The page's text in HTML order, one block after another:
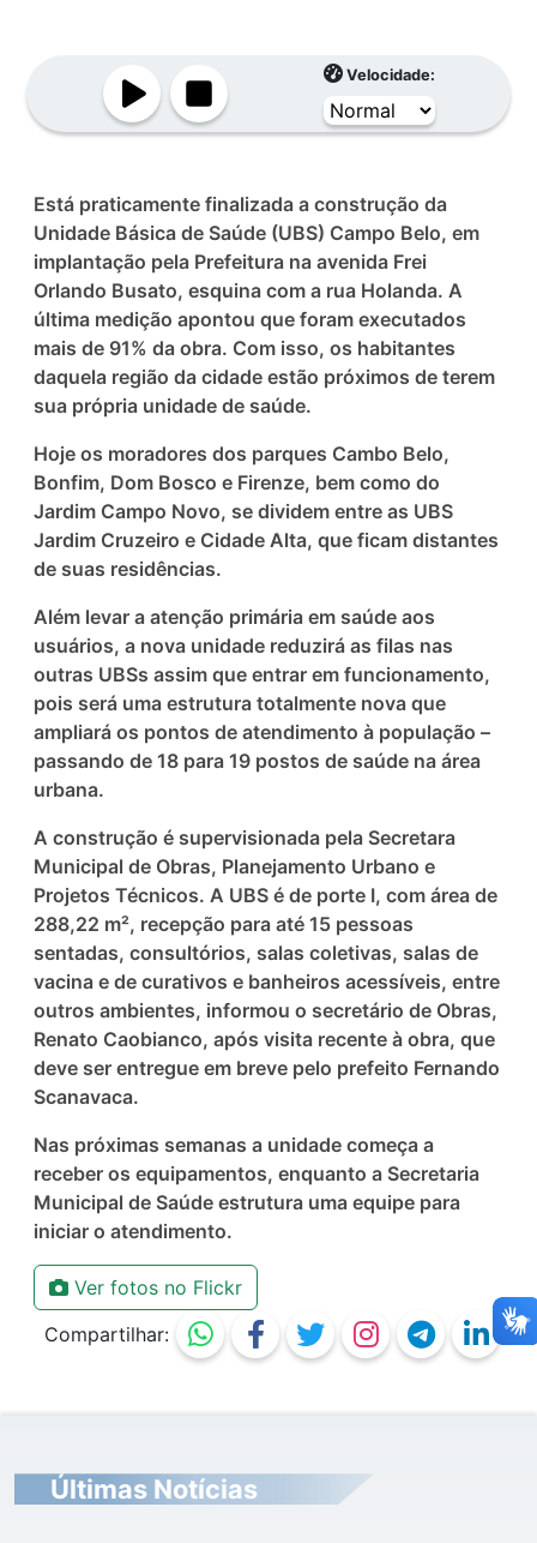
Velocidade:
Está praticamente finalizada a construção da
Unidade Básica de Saúde (UBS) Campo Belo, em
implantação pela Prefeitura na avenida Frei
Orlando Busato, esquina com a rua Holanda. A
última medição apontou que foram executados
mais de 91% da obra. Com isso, os habitantes
daquela região da cidade estão próximos de terem
sua própria unidade de saúde.
Hoje os moradores dos parques Cambo Belo,
Bonfim, Dom Bosco e Firenze, bem como do
Jardim Campo Novo, se dividem entre as UBS
Jardim Cruzeiro e Cidade Alta, que ficam distantes
de suas residências.
Além levar a atenção primária em saúde aos
usuários, a nova unidade reduzirá as filas nas
outras UBSs assim que entrar em funcionamento,
pois será uma estrutura totalmente nova que
ampliará os pontos de atendimento à população –
passando de 18 para 19 postos de saúde na área
urbana.
A construção é supervisionada pela Secretara
Municipal de Obras, Planejamento Urbano e
Projetos Técnicos. A UBS é de porte I, com área de
288,22 m², recepção para até 15 pessoas
sentadas, consultórios, salas coletivas, salas de
vacina e de curativos e banheiros acessíveis, entre
outros ambientes, informou o secretário de Obras,
Renato Caobianco, após visita recente à obra, que
deve ser entregue em breve pelo prefeito Fernando
Scanavaca.
Nas próximas semanas a unidade começa a
receber os equipamentos, enquanto a Secretaria
Municipal de Saúde estrutura uma equipe para
iniciar o atendimento.
Ver fotos no Flickr
Compartilhar:
Últimas Notícias